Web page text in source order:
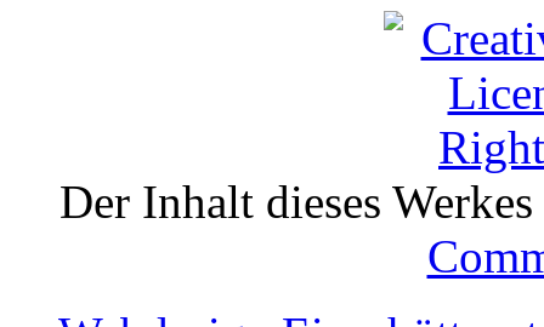
Der Inhalt dieses